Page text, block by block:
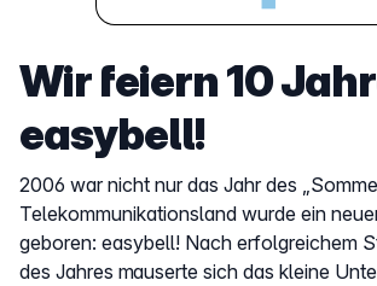
Wir feiern 10
easybell!
2006 war nicht nur das Jahr des
Telekommunikationsland wurde ein
geboren: easybell! Nach erfolgreichem
des Jahres mauserte sich das kleine